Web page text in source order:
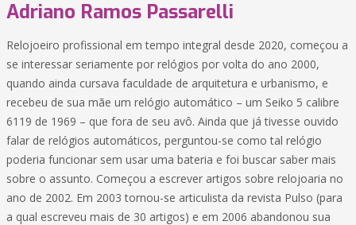
Adriano Ramos Passarelli
Relojoeiro profissional em tempo integral desde 2020, começou a
se interessar seriamente por relógios por volta do ano 2000,
quando ainda cursava faculdade de arquitetura e urbanismo, e
recebeu de sua mãe um relógio automático – um Seiko 5 calibre
6119 de 1969 – que fora de seu avô. Ainda que já tivesse ouvido
falar de relógios automáticos, perguntou-se como tal relógio
poderia funcionar sem usar uma bateria e foi buscar saber mais
sobre o assunto. Começou a escrever artigos sobre relojoaria no
ano de 2002. Em 2003 tornou-se articulista da revista Pulso (para
a qual escreveu mais de 30 artigos) e em 2006 abandonou sua